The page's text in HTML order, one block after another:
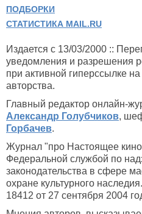
ПОДБОРКИ
СТАТИСТИКА MAIL.RU
Издается с 13/03/2000 ::
уведомления и разрешения
при активной гиперссылке на
авторства.
Главный редактор онлайн-
Александр Голубчиков,
Горбачев.
Журнал "про Настоящее
Федеральной службой по
законодательства в сфере
охране культурного
18412 от 27 сентября 2004